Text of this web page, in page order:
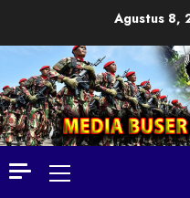
Agustus 8,
Primary